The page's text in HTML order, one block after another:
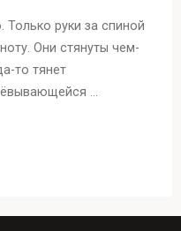
руки за спиной
Они стянуты чем-
то тянет
…